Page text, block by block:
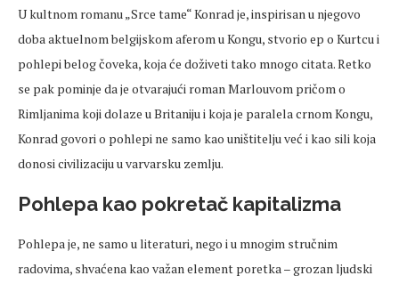
U kultnom romanu „Srce tame“ Konrad je, inspirisan u njegovo
doba aktuelnom belgijskom aferom u Kongu, stvorio ep o Kurtcu i
pohlepi belog čoveka, koja će doživeti tako mnogo citata. Retko
se pak pominje da je otvarajući roman Marlouvom pričom o
Rimljanima koji dolaze u Britaniju i koja je paralela crnom Kongu,
Konrad govori o pohlepi ne samo kao uništitelju već i kao sili koja
donosi civilizaciju u varvarsku zemlju.
Pohlepa kao pokretač kapitalizma
Pohlepa je, ne samo u literaturi, nego i u mnogim stručnim
radovima, shvaćena kao važan element poretka – grozan ljudski